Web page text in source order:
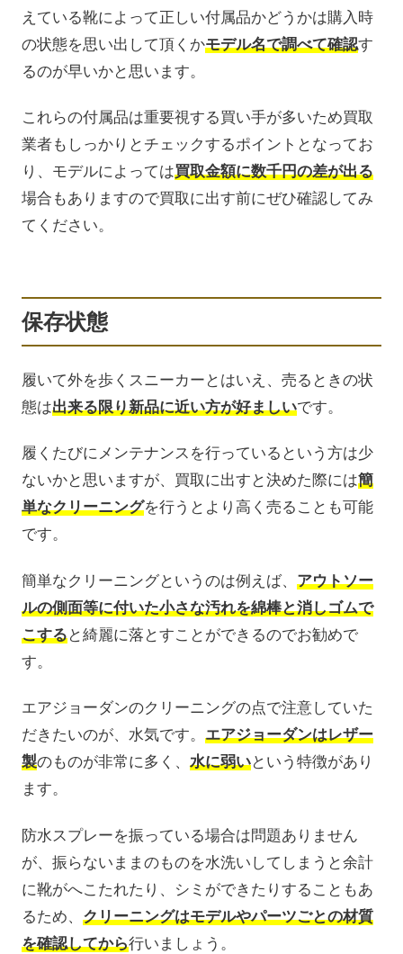
えている靴によって正しい付属品かどうかは購入時
の状態を思い出して頂くかモデル名で調べて確認す
るのが早いかと思います。
これらの付属品は重要視する買い手が多いため買取
業者もしっかりとチェックするポイントとなってお
り、モデルによっては買取金額に数千円の差が出る
場合もありますので買取に出す前にぜひ確認してみ
てください。
保存状態
履いて外を歩くスニーカーとはいえ、売るときの状
態は出来る限り新品に近い方が好ましいです。
履くたびにメンテナンスを行っているという方は少
ないかと思いますが、買取に出すと決めた際には簡
単なクリーニングを行うとより高く売ることも可能
です。
簡単なクリーニングというのは例えば、 アウトソー
ルの側面等に付いた小さな汚れを綿棒と消しゴムで
こすると綺麗に落とすことができるのでお勧めで
す。
エアジョーダンのクリーニングの点で注意していた
だきたいのが、水気です。 エアジョーダンはレザー
製のものが非常に多く、 水に弱いという特徴があり
ます。
防水スプレーを振っている場合は問題ありません
が、振らないままのものを水洗いしてしまうと余計
に靴がへこたれたり、シミができたりすることもあ
るため、 クリーニングはモデルやパーツごとの材質
を確認してから行いましょう。